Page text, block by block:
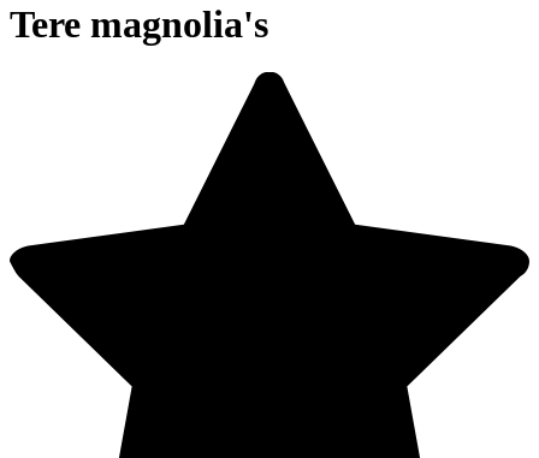
Tere magnolia's